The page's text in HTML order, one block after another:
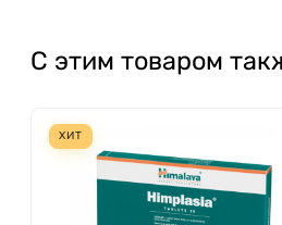
С этим товаром
ХИТ